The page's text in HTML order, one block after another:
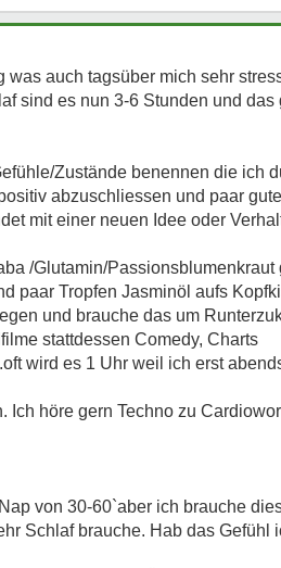
was auch tagsüber mich sehr
sind es nun 3-6 Stunden und das
Zustände benennen die ich
abzuschliessen und paar
mit einer neuen Idee oder
/Glutamin/
paar Tropfen Jasminöl aufs
und brauche das um
stattdessen Comedy, Charts
wird es 1 Uhr weil ich erst
Ich höre gern Techno zu
von 30-60`aber ich brauche
Schlaf brauche. Hab das Gefühl